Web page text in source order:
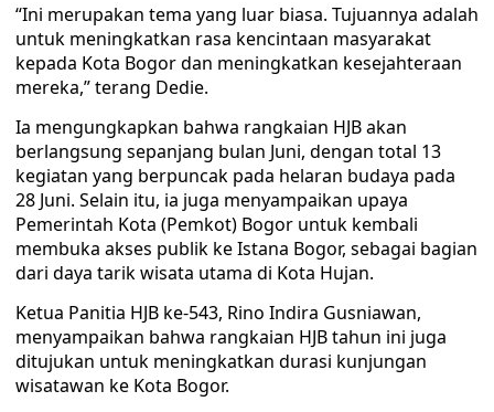
“Ini merupakan tema yang luar biasa. Tujuannya adalah
untuk meningkatkan rasa kencintaan masyarakat
kepada Kota Bogor dan meningkatkan kesejahteraan
mereka,” terang Dedie.
Ia mengungkapkan bahwa rangkaian HJB akan
berlangsung sepanjang bulan Juni, dengan total 13
kegiatan yang berpuncak pada helaran budaya pada
28 Juni. Selain itu, ia juga menyampaikan upaya
Pemerintah Kota (Pemkot) Bogor untuk kembali
membuka akses publik ke Istana Bogor, sebagai bagian
dari daya tarik wisata utama di Kota Hujan.
Ketua Panitia HJB ke-543, Rino Indira Gusniawan,
menyampaikan bahwa rangkaian HJB tahun ini juga
ditujukan untuk meningkatkan durasi kunjungan
wisatawan ke Kota Bogor.